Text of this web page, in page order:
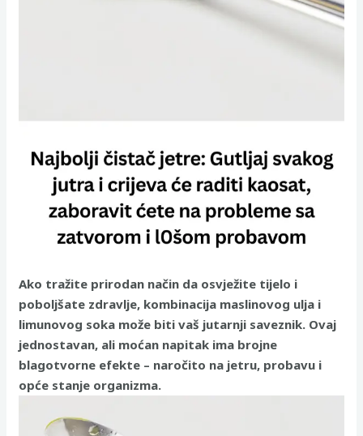
Ako tražite prirodan način da osvježite tijelo i
poboljšate zdravlje, kombinacija maslinovog ulja i
limunovog soka može biti vaš jutarnji saveznik. Ovaj
jednostavan, ali moćan napitak ima brojne
blagotvorne efekte – naročito na jetru, probavu i
opće stanje organizma.